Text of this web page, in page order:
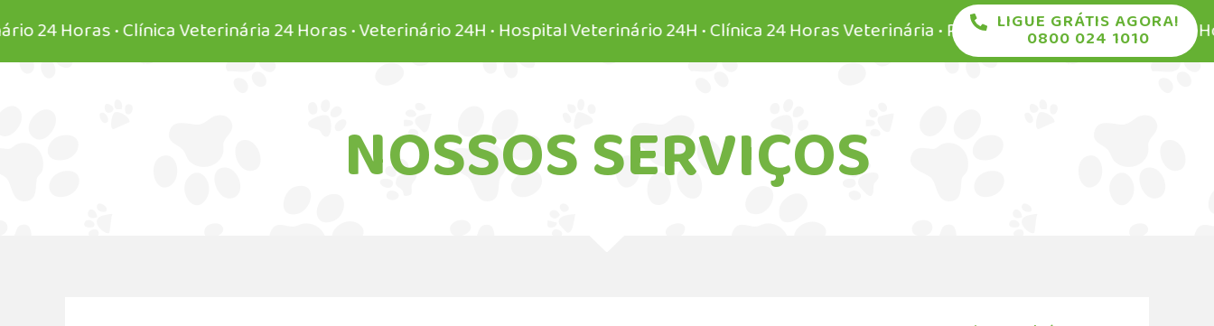
• Clínica Veterinária 24 Horas • Veterinário 24H • Hospital Veterinário 24H • Clínica 24 Horas Veterinária • Pronto Socorro Veterinário 24
LIGUE GRÁTIS AGORA!
0800 024 1010
NOSSOS SERVIÇOS